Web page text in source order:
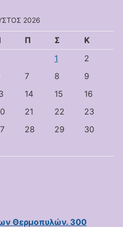
2026
Π Σ
Κ
1
2
7 8
9
14 15
16
21 22
23
28 29
30
Θερμοπυλών. 300